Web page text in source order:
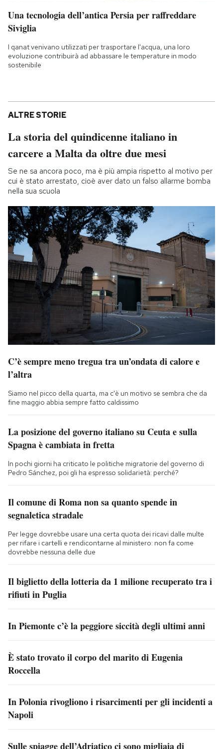
Una tecnologia dell’antica Persia per raffreddare
Siviglia
I qanat venivano utilizzati per trasportare l'acqua, una loro
evoluzione contribuirà ad abbassare le temperature in modo
sostenibile
ALTRE STORIE
La storia del quindicenne italiano in
carcere a Malta da oltre due mesi
Se ne sa ancora poco, ma è più ampia rispetto al motivo per
cui è stato arrestato, cioè aver dato un falso allarme bomba
nella sua scuola
C’è sempre meno tregua tra un’ondata di calore e
l’altra
Siamo nel picco della quarta, ma c'è un motivo se sembra che da
fine maggio abbia sempre fatto caldissimo
La posizione del governo italiano su Ceuta e sulla
Spagna è cambiata in fretta
In pochi giorni ha criticato le politiche migratorie del governo di
Pedro Sánchez, poi gli ha espresso solidarietà: perché?
Il comune di Roma non sa quanto spende in
segnaletica stradale
Per legge dovrebbe usare una certa quota dei ricavi dalle multe
per rifare i cartelli e rendicontarne al ministero: non fa come
dovrebbe nessuna delle due
Il biglietto della lotteria da 1 milione recuperato tra i
rifiuti in Puglia
In Piemonte c’è la peggiore siccità degli ultimi anni
È stato trovato il corpo del marito di Eugenia
Roccella
In Polonia rivogliono i risarcimenti per gli incidenti a
Napoli
Sulle spiagge dell’Adriatico ci sono migliaia di